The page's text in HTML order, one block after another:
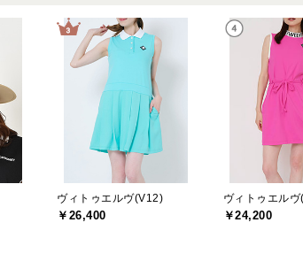
ヴィトゥエルヴ(V12)
￥26,400
ヴィトゥエル
￥24,200